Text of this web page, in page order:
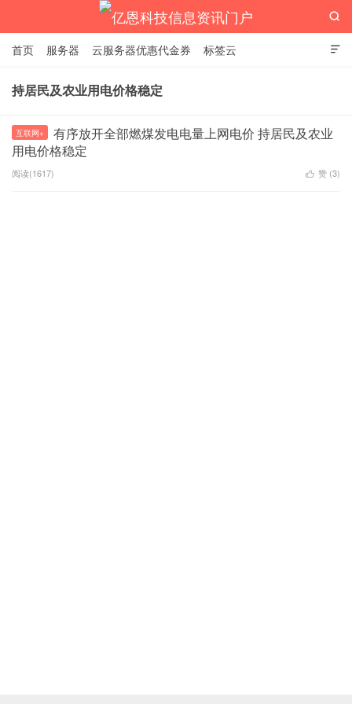
亿恩科技信息资讯门户

首页 服务器 云服务器优惠代金券 标签云

持居民及农业用电价格稳定
互联网+
有序放开全部燃煤发电电量上网电价 持居民及农业
用电价格稳定
阅读(1617)  赞 (3)